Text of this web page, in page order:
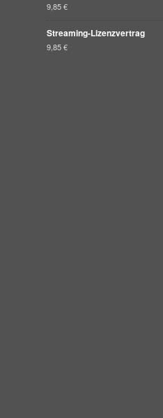
9,85€
Streaming-Lizenzvertrag
9,85€